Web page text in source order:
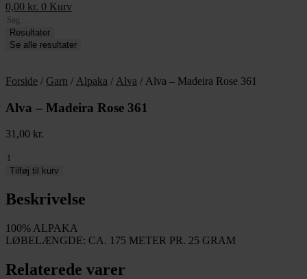
0,00 kr. 0 Kurv
Search
...Resultater
Se alle resultater
Forside / Garn / Alpaka / Alva / Alva – Madeira Rose 361
Alva – Madeira Rose 361
31,00 kr.
Alva
Rose
361
Tilføj til kurv
Beskrivelse
100% ALPAKA
LØBELÆNGDE: CA. 175 METER PR. 25 GRAM
Relaterede varer